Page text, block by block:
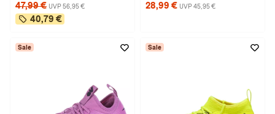
47,99 € UVP 56,95 €
40,79 €
28,99 € UVP 45,95 €
Sale Sale